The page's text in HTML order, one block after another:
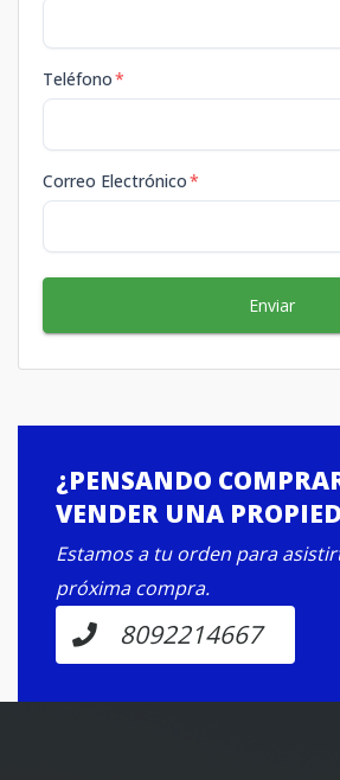
Teléfono*
Correo Electrónico*
Enviar
¿PENSANDO
VENDER UNA
Estamos a tu orden para
próxima compra.
8092214667